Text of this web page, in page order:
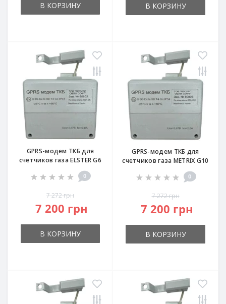
В КОРЗИНУ В КОРЗИНУ
GPRS-модем ТКБ для
счетчиков газа ELSTER G6
0
7 272 грн
7 200 грн
В КОРЗИНУ
GPRS-модем ТКБ для
счетчиков газа METRIX G10
0
7 272 грн
7 200 грн
В КОРЗИНУ